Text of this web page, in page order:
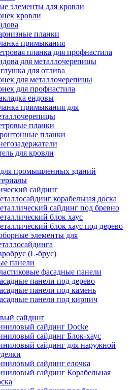
элементы для кровли
кровли
планки
примыкания
планка для профнастила
для металлочерепицы
для отлива
для металлочерепицы
для профнастила
ендовы
примыкания для
планки
планки
для кровли
промышленных зданий
сайдинг
корабельная доска
сайдинг под бревно
блок хаус
блок хаус под дерево
элементы для
(L-брус)
панели
фасадные панели
панели под дерево
панели под камень
панели под кирпич
сайдинг
сайдинг Docke
сайдинг Блок-хаус
сайдинг для наружной
сайдинг елочка
сайдинг Корабельная